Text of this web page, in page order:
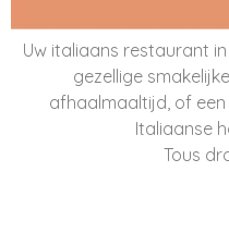
Uw italiaans restaurant
gezellige
afhaalmaaltijd, of
Italiaanse
Tous